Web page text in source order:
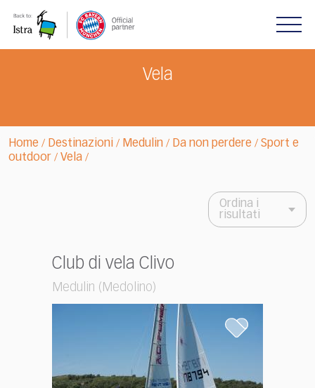
note:
Vela
Home / Destinazioni / Medulin / Da non perdere / Sport e
outdoor / Vela /
Ordina i
risultati
Club di vela Clivo
Medulin (Medolino)